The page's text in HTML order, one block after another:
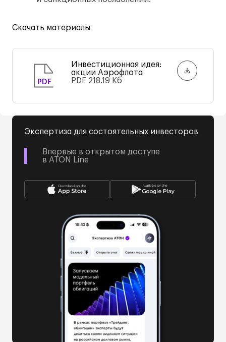
Скачать материалы
PDF
Инвестиционная идея:
акции Аэрофлота
PDF 218.19 Кб
Экспертиза для состоятельных инвесторов
Впервые в открытом доступе
в ATON Line